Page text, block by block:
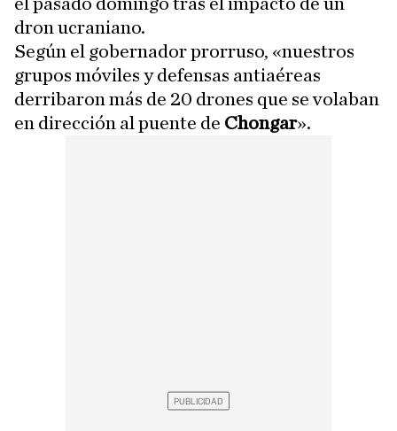
dron ucraniano.
Según el gobernador prorruso, «nuestros
grupos móviles y defensas antiaéreas
derribaron más de 20 drones que se volaban
en dirección al puente de Chongar».